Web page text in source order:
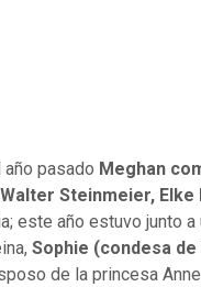
pasado Meghan
Steinmeier, Elke
este año estuvo junto
Sophie (condesa
de la princesa